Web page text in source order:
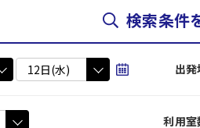
検索条件
出発
利用室